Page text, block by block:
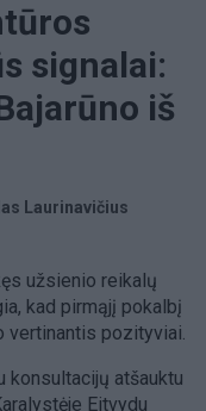
signalai:
iš
Laurinavičius
užsienio reikalų
kad pirmąjį pokalbį
vertinantis pozityviai.
konsultacijų atšauktu
Eitvydu